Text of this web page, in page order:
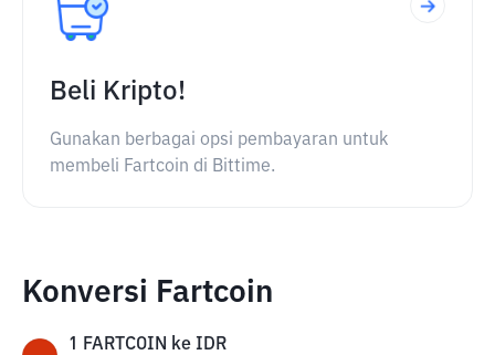
Beli Kripto!
Gunakan berbagai opsi pembayaran untuk
membeli Fartcoin di Bittime.
Konversi Fartcoin
1 FARTCOIN ke IDR